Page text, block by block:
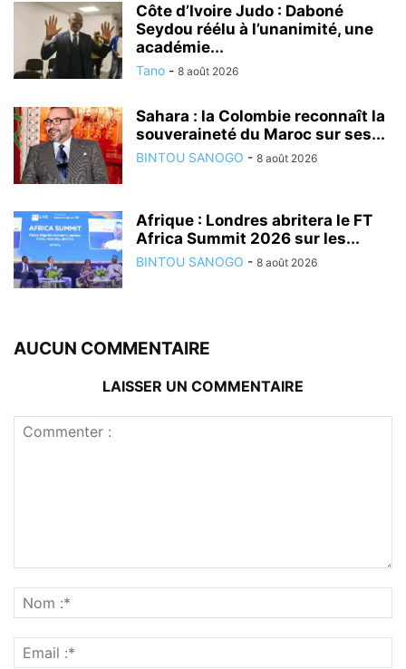
Côte d’Ivoire Judo : Daboné
Seydou réélu à l’unanimité, une
académie...
Tano - 8 août 2026
Sahara : la Colombie reconnaît la
souveraineté du Maroc sur ses...
BINTOU SANOGO - 8 août 2026
Afrique : Londres abritera le FT
Africa Summit 2026 sur les...
BINTOU SANOGO - 8 août 2026
AUCUN COMMENTAIRE
LAISSER UN COMMENTAIRE